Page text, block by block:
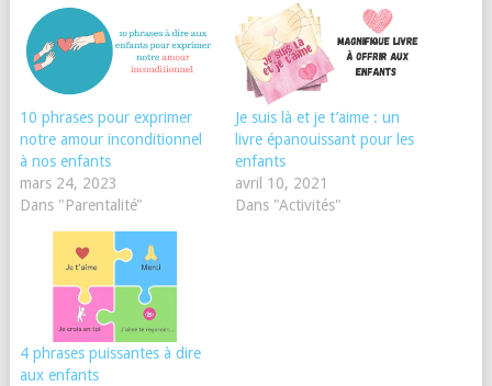
10 phrases pour exprimer
notre amour inconditionnel
à nos enfants
mars 24, 2023
Dans "Parentalité"
Je suis là et je t’aime : un
livre épanouissant pour les
enfants
avril 10, 2021
Dans "Activités"
4 phrases puissantes à dire
aux enfants